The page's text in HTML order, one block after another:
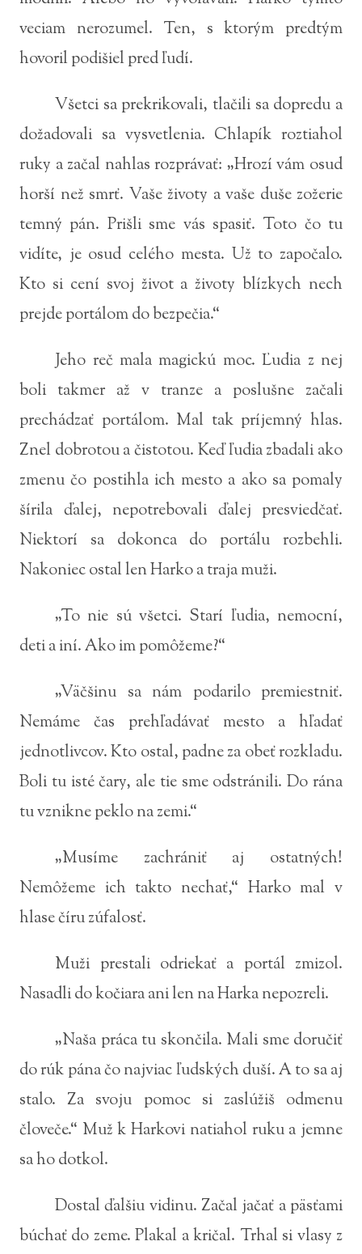
veciam nerozumel. Ten, s ktorým predtým
hovoril podišiel pred ľudí.
Všetci sa prekrikovali, tlačili sa dopredu a
dožadovali sa vysvetlenia. Chlapík roztiahol
ruky a začal nahlas rozprávať: „Hrozí vám osud
horší než smrť. Vaše životy a vaše duše zožerie
temný pán. Prišli sme vás spasiť. Toto čo tu
vidíte, je osud celého mesta. Už to započalo.
Kto si cení svoj život a životy blízkych nech
prejde portálom do bezpečia.“
Jeho reč mala magickú moc. Ľudia z nej
boli takmer až v tranze a poslušne začali
prechádzať portálom. Mal tak príjemný hlas.
Znel dobrotou a čistotou. Keď ľudia zbadali ako
zmenu čo postihla ich mesto a ako sa pomaly
šírila ďalej, nepotrebovali ďalej presviedčať.
Niektorí sa dokonca do portálu rozbehli.
Nakoniec ostal len Harko a traja muži.
„To nie sú všetci. Starí ľudia, nemocní,
deti a iní. Ako im pomôžeme?“
„Väčšinu sa nám podarilo premiestniť.
Nemáme čas prehľadávať mesto a hľadať
jednotlivcov. Kto ostal, padne za obeť rozkladu.
Boli tu isté čary, ale tie sme odstránili. Do rána
tu vznikne peklo na zemi.“
„Musíme zachrániť aj ostatných!
Nemôžeme ich takto nechať,“ Harko mal v
hlase číru zúfalosť.
Muži prestali odriekať a portál zmizol.
Nasadli do kočiara ani len na Harka nepozreli.
„Naša práca tu skončila. Mali sme doručiť
do rúk pána čo najviac ľudských duší. A to sa aj
stalo. Za svoju pomoc si zaslúžiš odmenu
človeče.“ Muž k Harkovi natiahol ruku a jemne
sa ho dotkol.
Dostal ďalšiu vidinu. Začal jačať a päsťami
búchať do zeme. Plakal a kričal. Trhal si vlasy z